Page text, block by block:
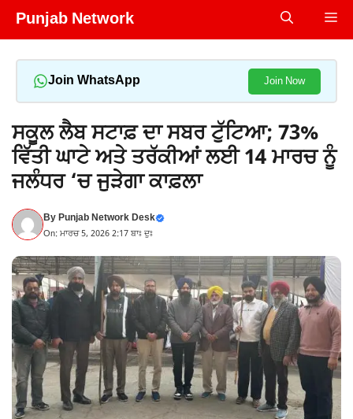
Skip
Punjab Network
Join WhatsApp Join Now
ਸਕੂਲ ਲੈਬ ਸਟਾਫ਼ ਦਾ ਸਬਰ ਟੁੱਟਿਆ; 73%
ਵਿੱਤੀ ਘਾਟੇ ਅਤੇ ਤਰੱਕੀਆਂ ਲਈ 14 ਮਾਰਚ ਨੂੰ
ਜਲੰਧਰ ‘ਚ ਜੁੜੇਗਾ ਕਾਫ਼ਲਾ
ByPunjab Network Desk
On: ਮਾਰਚ 5, 2026 2:17 ਬਾਃ ਦੁਃ